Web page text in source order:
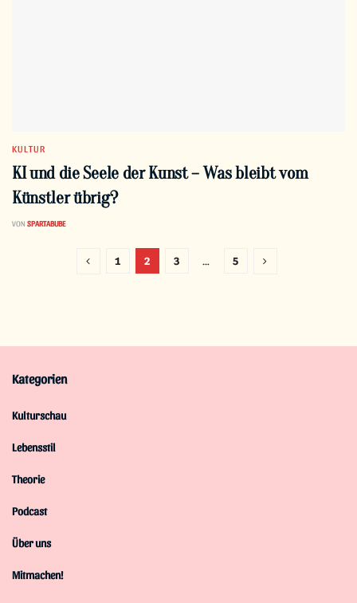
KULTUR
KI und die Seele der Kunst – Was bleibt vom
Künstler übrig?
VON SPARTABUBE
1 2 3 5
Kategorien
Kulturschau
Lebensstil
Theorie
Podcast
Über uns
Mitmachen!